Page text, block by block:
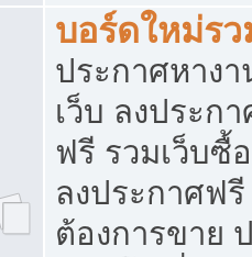
บอร์ดใหม่ร
ประกาศหาง
เว็บ ลงประก
ฟรี รวมเว็บซื้
ลงประกาศฟ
ต้องการขาย